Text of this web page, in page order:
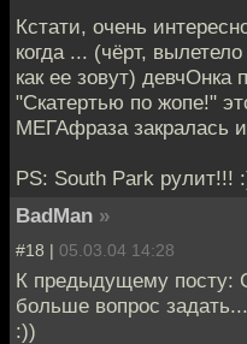
Кстати, очень
когда ... (чёрт,
как ее зовут) девчОнка
"Скатертью по жопе!"
МЕГАфраза закралась
PS: South Park рулит!!!
BadMan »
#18 | 05.03.04 14:28
К предыдущему посту:
больше вопрос
:))